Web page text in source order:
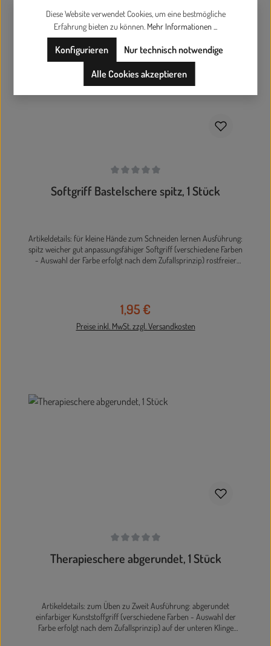
In den Warenkorb
Durchschnittliche Bewertung von 0 von 5 Sternen
Softgriff Bastelschere spitz, 1 Stück
Artikeldetails: für kleine Hände zum Schneiden lernen Ausführung:
spitz weicher gut anpassungsfähiger Softgriff (verschiedene Farben
- Auswahl der Farbe erfolgt nach dem Zufallsprinzip) rostfreier
Regulärer Preis:
1,95 €
Preise inkl. MwSt. zzgl. Versandkosten
In den Warenkorb
Durchschnittliche Bewertung von 0 von 5 Sternen
Therapieschere abgerundet, 1 Stück
Artikeldetails: zum Üben zu Zweit Ausführung: abgerundet
einfarbiger Kunststoffgriff (verschiedene Farben - Auswahl der
Farbe erfolgt nach dem Zufallsprinzip) auf der unteren Klinge
Diese Website verwendet Cookies, um eine bestmögliche
Erfahrung bieten zu können. Mehr Informationen ...
Nur technisch notwendige
Konfigurieren
Alle Cookies akzeptieren